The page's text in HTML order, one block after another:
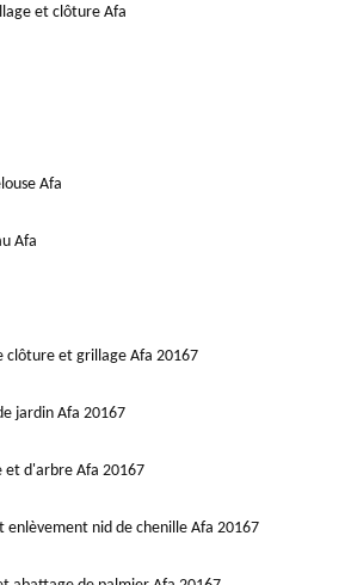
et clôture Afa
Afa
Afa
clôture et grillage Afa 20167
jardin Afa 20167
et d'arbre Afa 20167
nid de chenille Afa 20167